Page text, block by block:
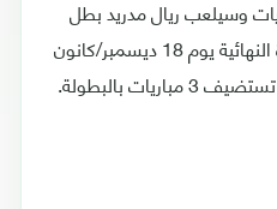
ستتضمن 5 مباريات وسيلعب ريال مدريد بطل
دوري أبطال أوروبا في المباراة النهائية يوم 18 ديسمبر/كانون
بالبطولة.